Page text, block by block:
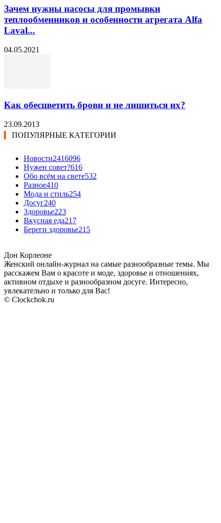
Зачем нужны насосы для промывки
теплообменников и особенности агрегата Alfa
Laval...
04.05.2021
Как обесцветить брови и не лишиться их?
23.09.2013
ПОПУЛЯРНЫЕ КАТЕГОРИИ
Новости2416096
Нужен совет?616
Обо всём на свете532
Разное410
Мода и стиль254
Досуг240
Здоровье223
Вкусная еда217
Береги здоровье215
Дон Корлеоне
Женский онлайн-журнал на самые разнообразные темы. Мы
расскажем Вам о красоте и моде, здоровье и отношениях,
активном отдыхе и разнообразном досуге. Интересно,
увлекательно и только для Вас!
© Clockchok.ru